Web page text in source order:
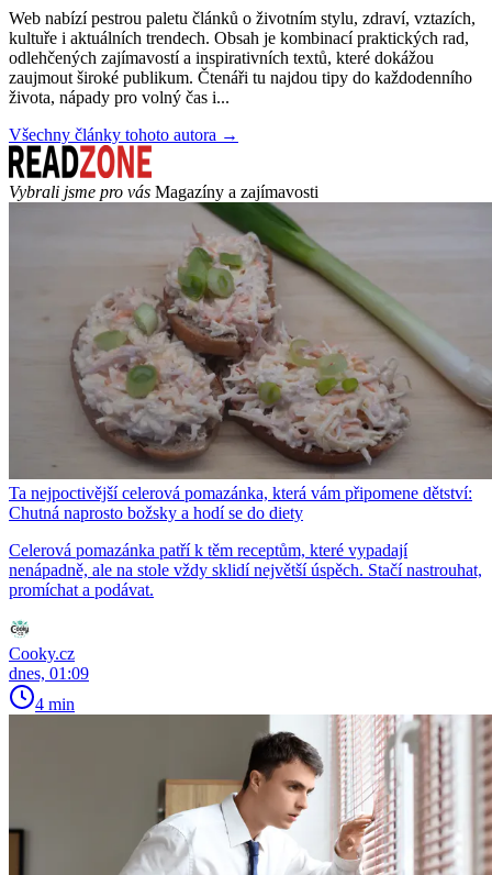
Web nabízí pestrou paletu článků o životním stylu, zdraví, vztazích,
kultuře i aktuálních trendech. Obsah je kombinací praktických rad,
odlehčených zajímavostí a inspirativních textů, které dokážou
zaujmout široké publikum. Čtenáři tu najdou tipy do každodenního
života, nápady pro volný čas i...
Všechny články tohoto autora →
Vybrali jsme pro vás Magazíny a zajímavosti
Ta nejpoctivější celerová pomazánka, která vám připomene dětství:
Chutná naprosto božsky a hodí se do diety
Celerová pomazánka patří k těm receptům, které vypadají
nenápadně, ale na stole vždy sklidí největší úspěch. Stačí nastrouhat,
promíchat a podávat.
Cooky.cz
dnes, 01:09
4 min